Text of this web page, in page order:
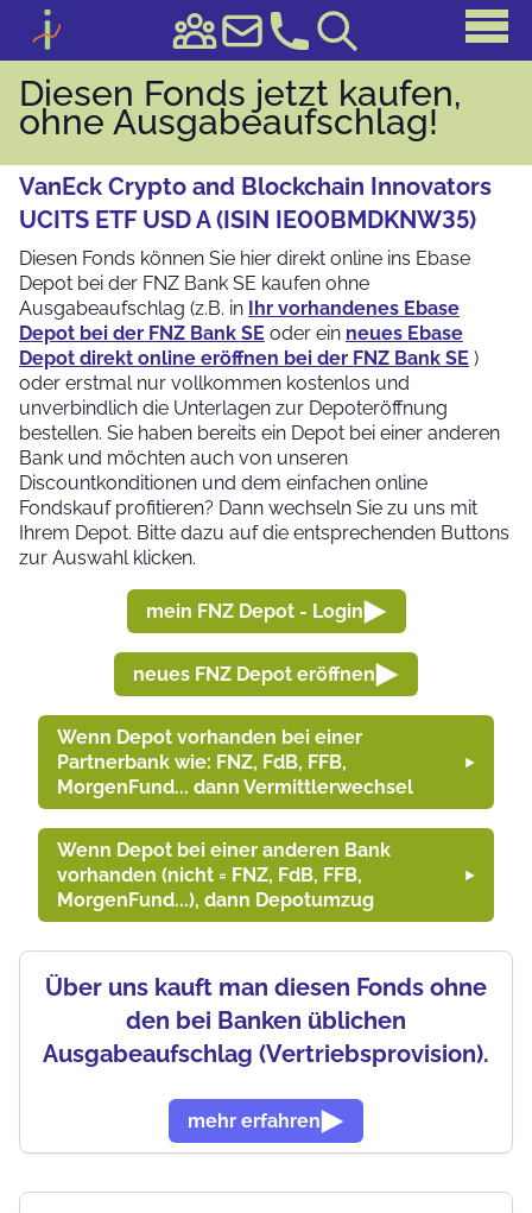
Diesen Fonds jetzt kaufen,
ohne Ausgabeaufschlag!
VanEck Crypto and Blockchain Innovators
UCITS ETF USD A (ISIN IE00BMDKNW35)
Diesen Fonds können Sie hier direkt online ins Ebase
Depot bei der FNZ Bank SE kaufen ohne
Ausgabeaufschlag (z.B. in Ihr vorhandenes Ebase
Depot bei der FNZ Bank SE oder ein neues Ebase
Depot direkt online eröffnen bei der FNZ Bank SE )
oder erstmal nur vollkommen kostenlos und
unverbindlich die Unterlagen zur Depoteröffnung
bestellen. Sie haben bereits ein Depot bei einer anderen
Bank und möchten auch von unseren
Discountkonditionen und dem einfachen online
Fondskauf profitieren? Dann wechseln Sie zu uns mit
Ihrem Depot. Bitte dazu auf die entsprechenden Buttons
zur Auswahl klicken.
mein FNZ Depot - Login
neues FNZ Depot eröffnen
Wenn Depot vorhanden bei einer
Partnerbank wie: FNZ, FdB, FFB,
MorgenFund... dann Vermittlerwechsel
Wenn Depot bei einer anderen Bank
vorhanden (nicht = FNZ, FdB, FFB,
MorgenFund...), dann Depotumzug
Über uns kauft man diesen Fonds ohne
den bei Banken üblichen
Ausgabeaufschlag (Vertriebsprovision).
mehr erfahren